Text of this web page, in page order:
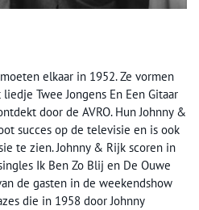
elkaar in 1952. Ze vormen
liedje Twee Jongens En Een Gitaar
door de AVRO. Hun Johnny &
succes op de televisie en is ook
te zien. Johnny & Rijk scoren in
Ik Ben Zo Blij en De Ouwe
de gasten in de weekendshow
die in 1958 door Johnny